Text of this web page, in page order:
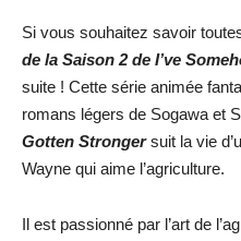
Si vous souhaitez savoir
de la Saison 2 de I’ve
suite ! Cette série animée
romans légers de Sogawa et
Gotten Strongersuit la vie
Wayne qui aime l’agriculture.
Il est passionné par l’art de